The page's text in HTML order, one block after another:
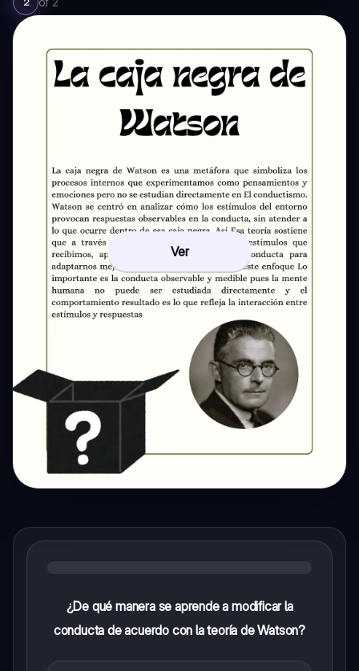
Ver
¿De qué manera se aprende a modificar la
conducta de acuerdo con la teoría de Watson?